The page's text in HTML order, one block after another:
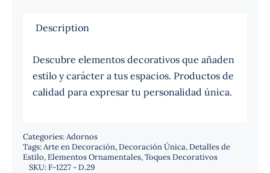
Description
Descubre elementos decorativos que añaden
estilo y carácter a tus espacios. Productos de
calidad para expresar tu personalidad única.
Categories:Adornos
Tags:Arte en Decoración,Decoración Única,Detalles de
Estilo,Elementos Ornamentales,Toques Decorativos
SKU:F-1227 - D.29